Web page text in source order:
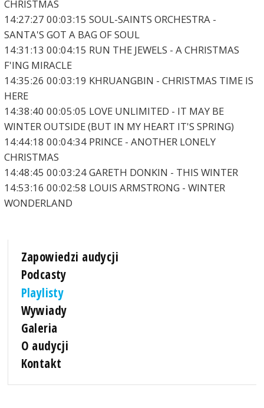
CHRISTMAS
14:27:27 00:03:15 SOUL-SAINTS ORCHESTRA -
SANTA'S GOT A BAG OF SOUL
14:31:13 00:04:15 RUN THE JEWELS - A CHRISTMAS
F'ING MIRACLE
14:35:26 00:03:19 KHRUANGBIN - CHRISTMAS TIME IS
HERE
14:38:40 00:05:05 LOVE UNLIMITED - IT MAY BE
WINTER OUTSIDE (BUT IN MY HEART IT'S SPRING)
14:44:18 00:04:34 PRINCE - ANOTHER LONELY
CHRISTMAS
14:48:45 00:03:24 GARETH DONKIN - THIS WINTER
14:53:16 00:02:58 LOUIS ARMSTRONG - WINTER
WONDERLAND
Zapowiedzi audycji
Podcasty
Playlisty
Wywiady
Galeria
O audycji
Kontakt